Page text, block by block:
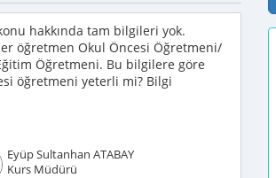
hakkında tam bilgileri yok.
öğretmen Okul Öncesi Öğretmeni/
Öğretmeni. Bu bilgilere göre
öğretmeni yeterli mi? Bilgi
Eyüp Sultanhan ATABAY
Kurs Müdürü